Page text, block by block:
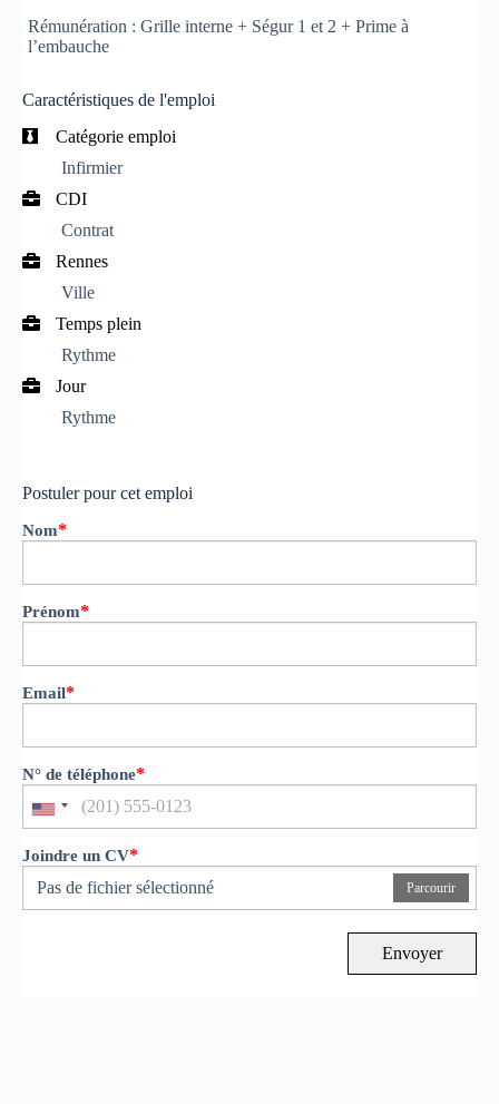
Rémunération : Grille interne + Ségur 1 et 2 + Prime à
l’embauche
Caractéristiques de l'emploi
Catégorie emploi
Infirmier
CDI
Contrat
Rennes
Ville
Temps plein
Rythme
Jour
Rythme
Postuler pour cet emploi
Nom*
Prénom*
Email*
N° de téléphone*
Joindre un CV*
Pas de fichier sélectionné
Parcourir
Envoyer